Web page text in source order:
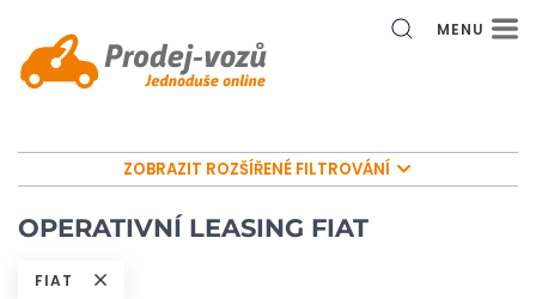
MENU
ZOBRAZIT ROZŠÍŘENÉ FILTROVÁNÍ
OPERATIVNÍ LEASING FIAT
FIAT